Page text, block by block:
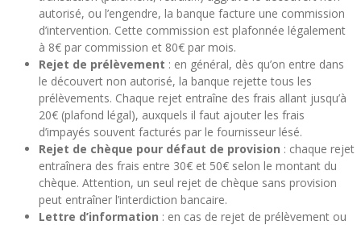
autorisé, ou l’engendre, la banque facture une commission
d’intervention. Cette commission est plafonnée légalement
à 8€ par commission et 80€ par mois.
Rejet de prélèvement : en général, dès qu’on entre dans
le découvert non autorisé, la banque rejette tous les
prélèvements. Chaque rejet entraîne des frais allant jusqu’à
20€ (plafond légal), auxquels il faut ajouter les frais
d’impayés souvent facturés par le fournisseur lésé.
Rejet de chèque pour défaut de provision : chaque rejet
entraînera des frais entre 30€ et 50€ selon le montant du
chèque. Attention, un seul rejet de chèque sans provision
peut entraîner l’interdiction bancaire.
Lettre d’information : en cas de rejet de prélèvement ou